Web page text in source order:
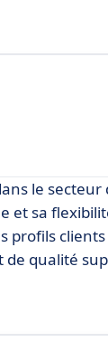
le secteur
et sa
profils
de qualité